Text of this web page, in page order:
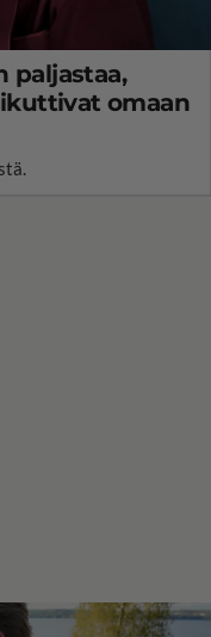
paljastaa,
omaan